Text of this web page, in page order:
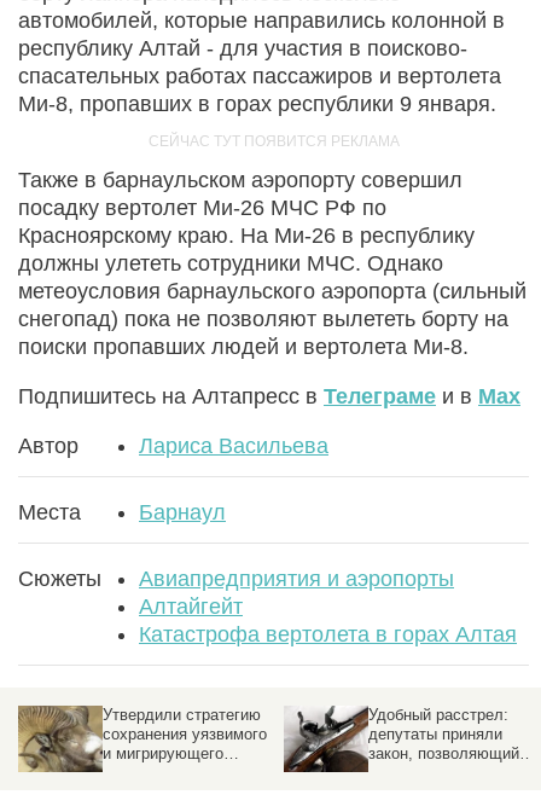
автомобилей, которые направились колонной в
республику Алтай - для участия в поисково-
спасательных работах пассажиров и вертолета
Ми-8, пропавших в горах республики 9 января.
Также в барнаульском аэропорту совершил
посадку вертолет Ми-26 МЧС РФ по
Красноярскому краю. На Ми-26 в республику
должны улететь сотрудники МЧС. Однако
метеоусловия барнаульского аэропорта (сильный
снегопад) пока не позволяют вылететь борту на
поиски пропавших людей и вертолета Ми-8.
Подпишитесь на Алтапресс в Телеграме и в Max
Автор Лариса Васильева
Места Барнаул
Сюжеты
Авиапредприятия и аэропорты
Алтайгейт
Катастрофа вертолета в горах Алтая
Утвердили стратегию
сохранения уязвимого
и мигрирующего
алтайского горного
Удобный расстрел:
депутаты приняли
закон, позволяющий
охотиться на животных